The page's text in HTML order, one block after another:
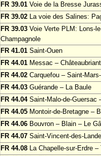
FR 39.01 Voie de la Bresse
FR 39.02 La voie des Salines:
FR 39.03 Voie Verte PLM: Lons-
Champagnole
FR 41.01 Saint-Ouen
FR 44.01 Messac – Châteaubriant
FR 44.02 Carquefou – Saint-
FR 44.03 Guérande – La Baule
FR 44.04Saint-Malo-de-Guersac
FR 44.05 Montoir-de-Bretagne –
FR 44.06 Bouvron – Blain – Le
FR 44.07 Saint-Vincent-des-
FR 44.08 La Chapelle-sur-Erdre